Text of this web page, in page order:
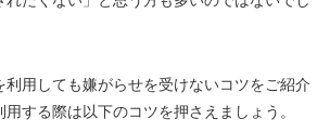
利用しても嫌がらせを受けないコツをご紹介
する際は以下のコツを押さえましょう。